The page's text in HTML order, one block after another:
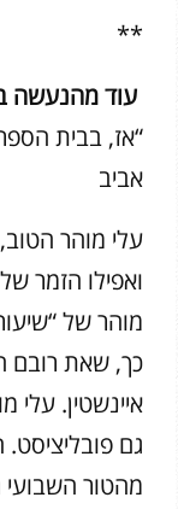
**
עוד מהנעשה
“אז, בבית
אביב
עלי מוהר
ואפילו הזמר
מוהר של
כך, שאת רובם
איינשטין. עלי
גם פובליציסט.
מהטור השבועי